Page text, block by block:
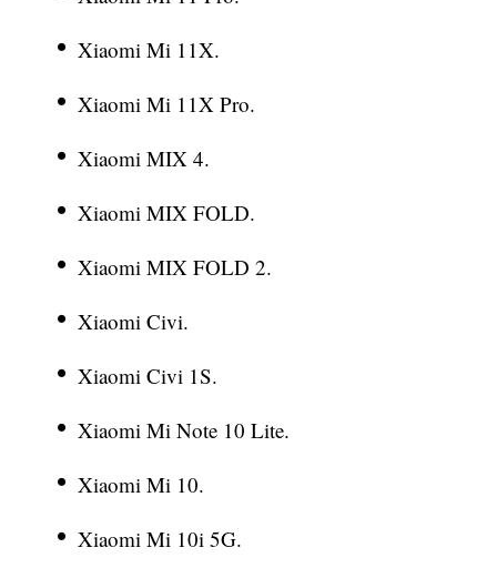
Xiaomi Mi 11X.
Xiaomi Mi 11X Pro.
Xiaomi MIX 4.
Xiaomi MIX FOLD.
Xiaomi MIX FOLD 2.
Xiaomi Civi.
Xiaomi Civi 1S.
Xiaomi Mi Note 10 Lite.
Xiaomi Mi 10.
Xiaomi Mi 10i 5G.